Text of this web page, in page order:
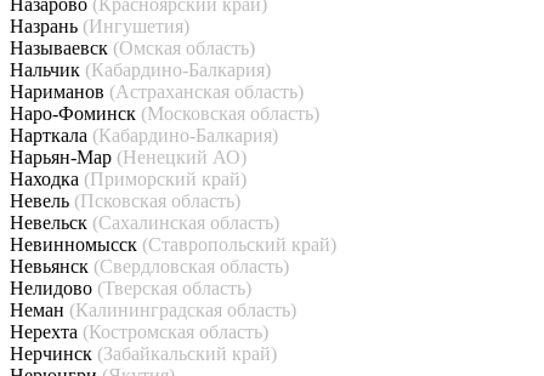
Назарово (Красноярский край)
Назрань (Ингушетия)
Называевск (Омская область)
Нальчик (Кабардино-Балкария)
Нариманов (Астраханская область)
Наро-Фоминск (Московская область)
Нарткала (Кабардино-Балкария)
Нарьян-Мар (Ненецкий АО)
Находка (Приморский край)
Невель (Псковская область)
Невельск (Сахалинская область)
Невинномысск (Ставропольский край)
Невьянск (Свердловская область)
Нелидово (Тверская область)
Неман (Калининградская область)
Нерехта (Костромская область)
Нерчинск (Забайкальский край)